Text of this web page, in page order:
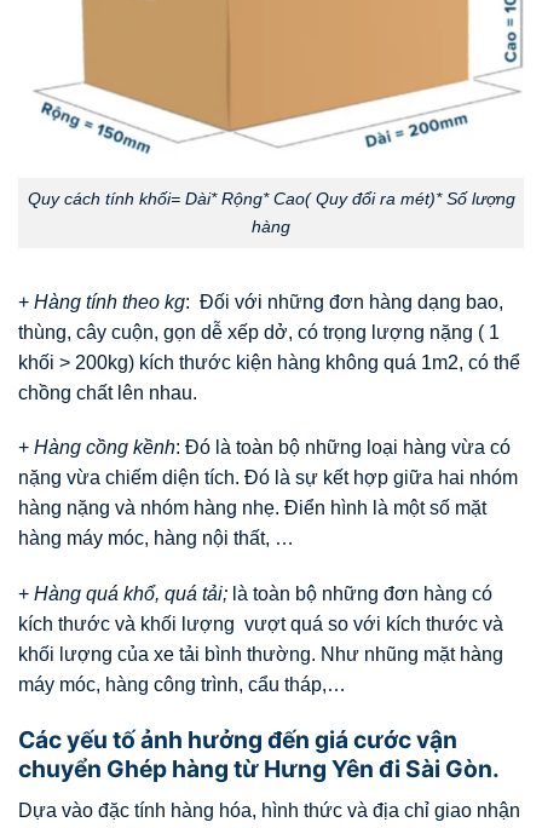
Quy cách tính khối= Dài* Rộng* Cao( Quy đổi ra mét)* Số lượng
hàng
+ Hàng tính theo kg: Đối với những đơn hàng dạng bao,
thùng, cây cuộn, gọn dễ xếp dở, có trọng lượng nặng ( 1
khối > 200kg) kích thước kiện hàng không quá 1m2, có thể
chồng chất lên nhau.
+ Hàng cồng kềnh: Đó là toàn bộ những loại hàng vừa có
nặng vừa chiếm diện tích. Đó là sự kết hợp giữa hai nhóm
hàng nặng và nhóm hàng nhẹ. Điển hình là một số mặt
hàng máy móc, hàng nội thất, …
+ Hàng quá khổ, quá tải; là toàn bộ những đơn hàng có
kích thước và khối lượng vượt quá so với kích thước và
khối lượng của xe tải bình thường. Như nhũng mặt hàng
máy móc, hàng công trình, cẩu tháp,…
Các yếu tố ảnh hưởng đến giá cước vận
chuyển Ghép hàng từ Hưng Yên đi Sài Gòn.
Dựa vào đặc tính hàng hóa, hình thức và địa chỉ giao nhận